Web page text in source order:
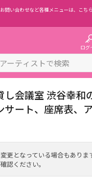
問い合わせなど各種メニューは、 こち
ログ
し会議室 渋谷幸和
ート、座席表、ア
更となっている場合もありま
認ください。